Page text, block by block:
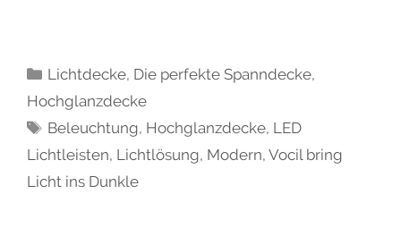
Lichtdecke, Die perfekte Spanndecke,
Hochglanzdecke
Beleuchtung, Hochglanzdecke, LED
Lichtleisten, Lichtlösung, Modern, Vocil bring
Licht ins Dunkle